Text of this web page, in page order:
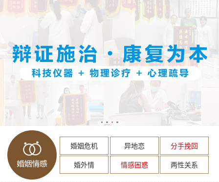
婚姻危机 异地恋
分手挽回
婚外情
情感困惑 两性关系